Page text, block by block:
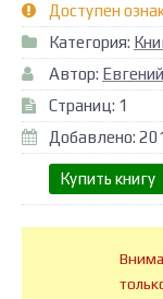
Доступен
Категория:
Автор:
Страниц: 1
Добавлено:
Купить книгу